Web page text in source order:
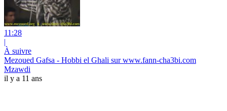
11:28
|
À suivre
Mezoued Gafsa - Hobbi el Ghali sur www.fann-cha3bi.com
Mzawdi
il y a 11 ans